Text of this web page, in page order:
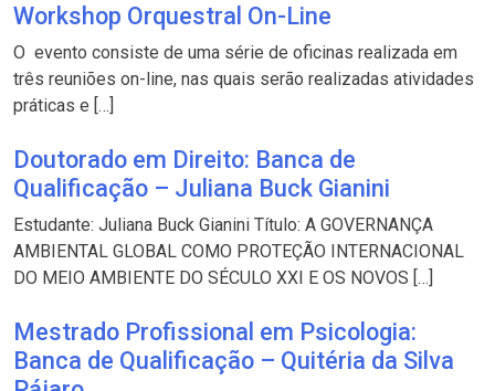
Workshop Orquestral On-Line
O evento consiste de uma série de oficinas realizada em
três reuniões on-line, nas quais serão realizadas atividades
práticas e […]
Doutorado em Direito: Banca de
Qualificação – Juliana Buck Gianini
Estudante: Juliana Buck Gianini Título: A GOVERNANÇA
AMBIENTAL GLOBAL COMO PROTEÇÃO INTERNACIONAL
DO MEIO AMBIENTE DO SÉCULO XXI E OS NOVOS […]
Mestrado Profissional em Psicologia:
Banca de Qualificação – Quitéria da Silva